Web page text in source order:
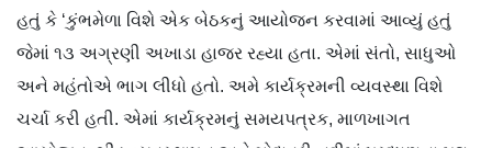
હતું કે ‘કુંભમેળા વિશે એક બેઠકનું આયોજન કરવામાં આવ્યું હતું
જેમાં ૧૩ અગ્રણી અખાડા હાજર રહ્યા હતા. એમાં સંતો, સાધુઓ
અને મહંતોએ ભાગ લીધો હતો. અમે કાર્યક્રમની વ્યવસ્થા વિશે
ચર્ચા કરી હતી. એમાં કાર્યક્રમનું સમયપત્રક, માળખાગત